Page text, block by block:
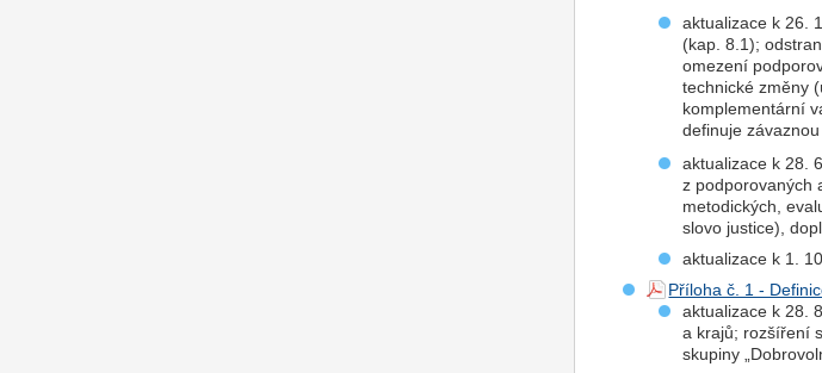
aktualizace k 26.
(kap. 8.1);
omezení
technické změny
komplementární
definuje
aktualizace k 28.
z podporovaných
metodických,
slovo justice),
aktualizace k 1.
Příloha č. 1 -
aktualizace k 28.
a krajů; rozšíření
skupiny